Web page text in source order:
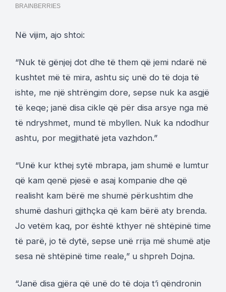
Në vijim, ajo shtoi:
“Nuk të gënjej dot dhe të them që jemi ndarë në
kushtet më të mira, ashtu siç unë do të doja të
ishte, me një shtrëngim dore, sepse nuk ka asgjë
të keqe; janë disa cikle që për disa arsye nga më
të ndryshmet, mund të mbyllen. Nuk ka ndodhur
ashtu, por megjithatë jeta vazhdon.”
“Unë kur kthej sytë mbrapa, jam shumë e lumtur
që kam qenë pjesë e asaj kompanie dhe që
realisht kam bërë me shumë përkushtim dhe
shumë dashuri gjithçka që kam bërë aty brenda.
Jo vetëm kaq, por është kthyer në shtëpinë time
të parë, jo të dytë, sepse unë rrija më shumë atje
sesa në shtëpinë time reale,” u shpreh Dojna.
“Janë disa gjëra që unë do të doja t’i qëndronin